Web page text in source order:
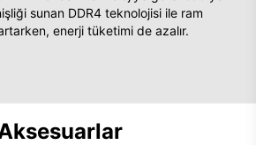
sunan DDR4 teknolojisi ile ram
enerji tüketimi de azalır.